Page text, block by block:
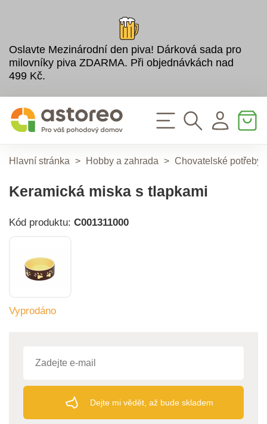
Oslavte Mezinárodní den piva! Dárková sada pro
milovníky piva ZDARMA. Při objednávkách nad
499 Kč.
Hlavní stránka > Hobby a zahrada > Chovatelské potřeby
Keramická miska s tlapkami
Kód produktu: C001311000
Vyprodáno
Dejte mi vědět, až bude skladem